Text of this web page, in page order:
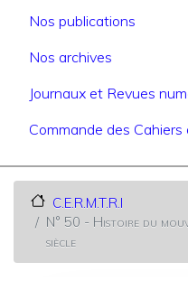
Nos publications
Nos archives
Journaux et Revues
Commande des Cahiers
C.E.R.M.T.R.I
N° 50 - Histoire du
siècle